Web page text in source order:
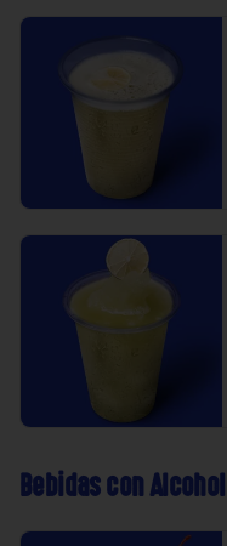
Bebidas con Alcohol